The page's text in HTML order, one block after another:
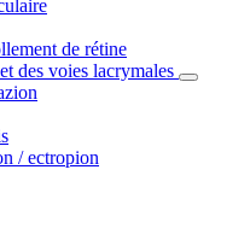
de rétine
des voies lacrymales
/ ectropion